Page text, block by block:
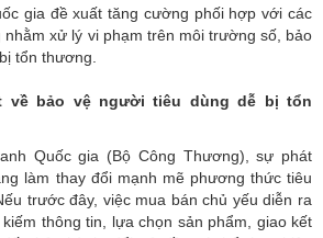
gia đề xuất tăng cường phối hợp với các
xử lý vi phạm trên môi trường số, bảo
tổn thương.
về bảo vệ người tiêu dùng dễ bị tổn
Quốc gia (Bộ Công Thương), sự phát
làm thay đổi mạnh mẽ phương thức tiêu
trước đây, việc mua bán chủ yếu diễn ra
thông tin, lựa chọn sản phẩm, giao kết